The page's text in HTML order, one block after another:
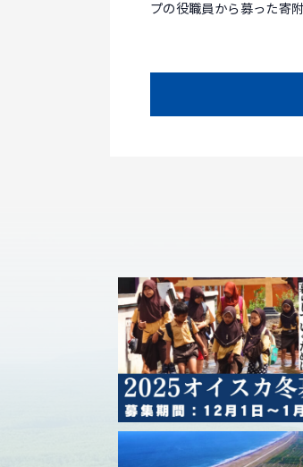
プの役職員から募った寄